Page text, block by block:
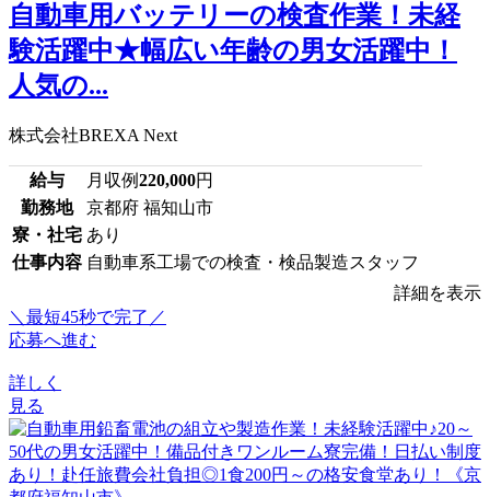
自動車用バッテリーの検査作業！未経
験活躍中★幅広い年齢の男女活躍中！
人気の...
株式会社BREXA Next
給与 月収例220,000円
勤務地
京都府 福知山市
寮・社宅 あり
仕事内容 自動車系工場での検査・検品製造スタッフ
詳細を表示
＼最短45秒で完了／
応募へ進む
詳しく
見る